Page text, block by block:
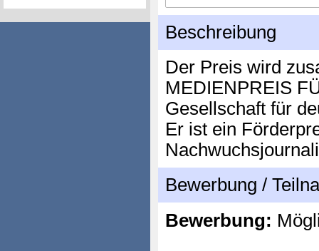
Beschreibung
Der Preis wird
MEDIENPREIS
Gesellschaft für
Er ist ein
Bewerbung /
Bewerbung: